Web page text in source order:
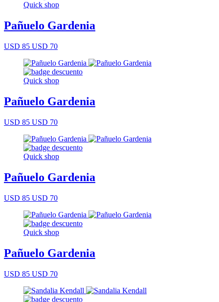
Quick shop
Pañuelo Gardenia
USD 85 USD 70
Quick shop
Pañuelo Gardenia
USD 85 USD 70
Quick shop
Pañuelo Gardenia
USD 85 USD 70
Quick shop
Pañuelo Gardenia
USD 85 USD 70